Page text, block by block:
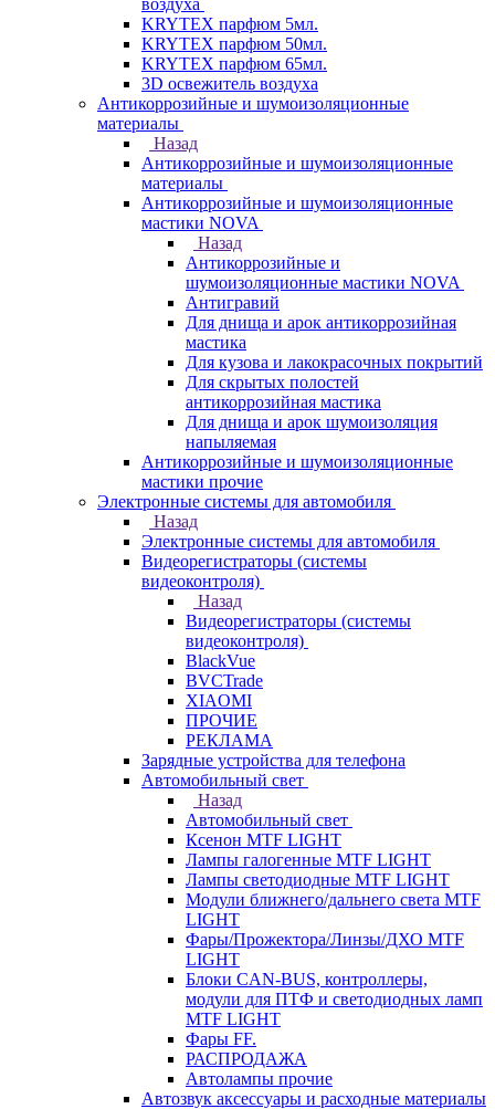
воздуха
KRYTEX парфюм 5мл.
KRYTEX парфюм 50мл.
KRYTEX парфюм 65мл.
3D освежитель воздуха
Антикоррозийные и шумоизоляционные
материалы
Назад
Антикоррозийные и шумоизоляционные
материалы
Антикоррозийные и шумоизоляционные
мастики NOVA
Назад
Антикоррозийные и
шумоизоляционные мастики NOVA
Антигравий
Для днища и арок антикоррозийная
мастика
Для кузова и лакокрасочных покрытий
Для скрытых полостей
антикоррозийная мастика
Для днища и арок шумоизоляция
напыляемая
Антикоррозийные и шумоизоляционные
мастики прочие
Электронные системы для автомобиля
Назад
Электронные системы для автомобиля
Видеорегистраторы (системы
видеоконтроля)
Назад
Видеорегистраторы (системы
видеоконтроля)
BlackVue
BVCTrade
XIAOMI
ПРОЧИЕ
РЕКЛАМА
Зарядные устройства для телефона
Автомобильный свет
Назад
Автомобильный свет
Ксенон MTF LIGHT
Лампы галогенные MTF LIGHT
Лампы светодиодные MTF LIGHT
Модули ближнего/дальнего света MTF
LIGHT
Фары/Прожектора/Линзы/ДХО MTF
LIGHT
Блоки CAN-BUS, контроллеры,
модули для ПТФ и светодиодных ламп
MTF LIGHT
Фары FF.
РАСПРОДАЖА
Автолампы прочие
Автозвук аксессуары и расходные материалы